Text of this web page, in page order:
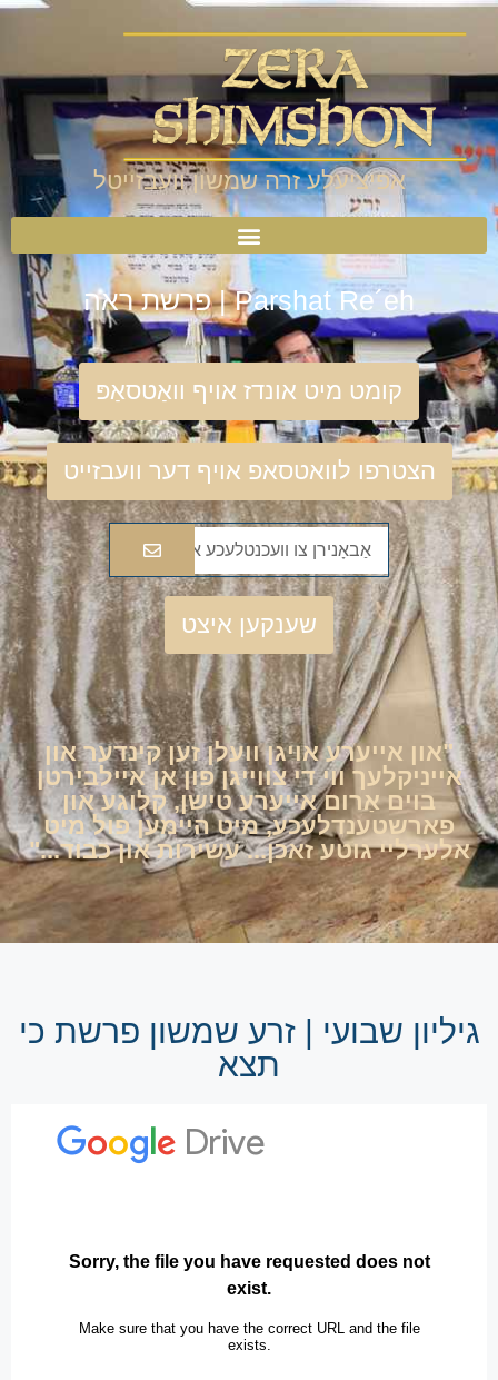
אפיציעלע זרה שמשון וועבזייטל
Parshat Re´eh | פרשת ראה
קומט מיט אונדז אויף וואַטסאַפּ
הצטרפו לוואטסאפ אויף דער וועבזייט
שענקען איצט
"און אייערע אויגן וועלן זען קינדער און
אייניקלעך ווי די צווייגן פון אן איילבירטן
בוים אַרום אייערע טישן, קלוגע און
פארשטענדלעכע, מיט היימען פול מיט
אלערליי גוטע זאכן... עשירות און כבוד..."
גיליון שבועי | זרע שמשון פרשת כי
תצא